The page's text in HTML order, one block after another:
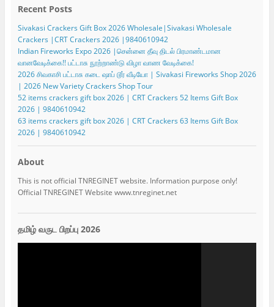
Recent Posts
Sivakasi Crackers Gift Box 2026 Wholesale|Sivakasi Wholesale
Crackers |CRT Crackers 2026 |9840610942
Indian Fireworks Expo 2026 |சென்னை தீவு திடல் பிரமாண்டமான
வானவேடிக்கை!! பட்டாசு நூற்றாண்டு விழா வாண வேடிக்கை!
2026 சிவகாசி பட்டாசு கடை ஷாப் டூர் வீடியோ | Sivakasi Fireworks Shop 2026
| 2026 New Variety Crackers Shop Tour
52 items crackers gift box 2026 | CRT Crackers 52 Items Gift Box
2026 | 9840610942
63 items crackers gift box 2026 | CRT Crackers 63 Items Gift Box
2026 | 9840610942
About
This is not official TNREGINET website. Information purpose only!
Official TNREGINET Website www.tnreginet.net
தமிழ் வருட பிறப்பு 2026